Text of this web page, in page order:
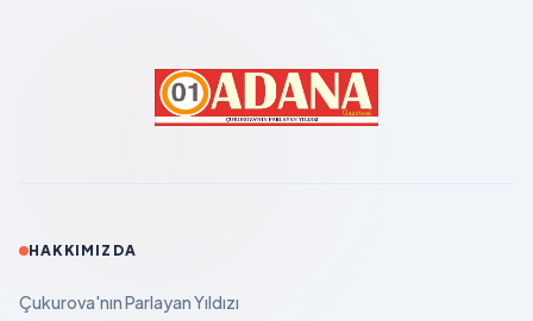
HAKKIMIZDA
Çukurova'nın Parlayan Yıldızı